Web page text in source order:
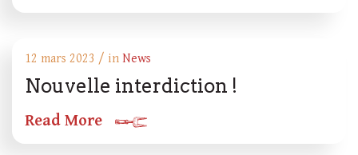
12 mars 2023 / in News
Nouvelle interdiction !
Read More